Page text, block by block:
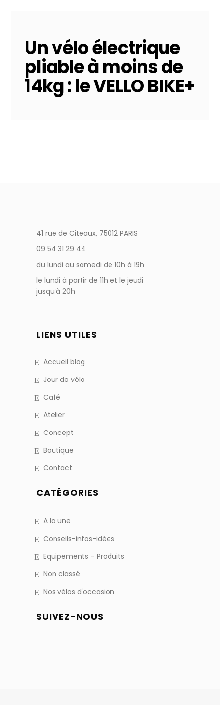
Un vélo électrique
pliable à moins de
14kg : le VELLO BIKE+
41 rue de Citeaux, 75012 PARIS
09 54 31 29 44
du lundi au samedi de 10h à 19h
le lundi à partir de 11h et le jeudi
jusqu’à 20h
LIENS UTILES
Accueil blog
Jour de vélo
Café
Atelier
Concept
Boutique
Contact
CATÉGORIES
A la une
Conseils-infos-idées
Equipements – Produits
Non classé
Nos vélos d'occasion
SUIVEZ-NOUS